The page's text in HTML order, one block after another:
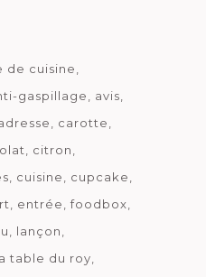
de cuisine
gaspillage
avis
carotte
citron
cuisine
cupcake
entrée
foodbox
lançon
table du roy